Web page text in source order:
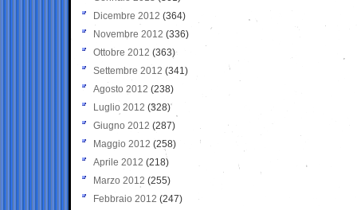
Dicembre 2012 (364)
Novembre 2012 (336)
Ottobre 2012 (363)
Settembre 2012 (341)
Agosto 2012 (238)
Luglio 2012 (328)
Giugno 2012 (287)
Maggio 2012 (258)
Aprile 2012 (218)
Marzo 2012 (255)
Febbraio 2012 (247)